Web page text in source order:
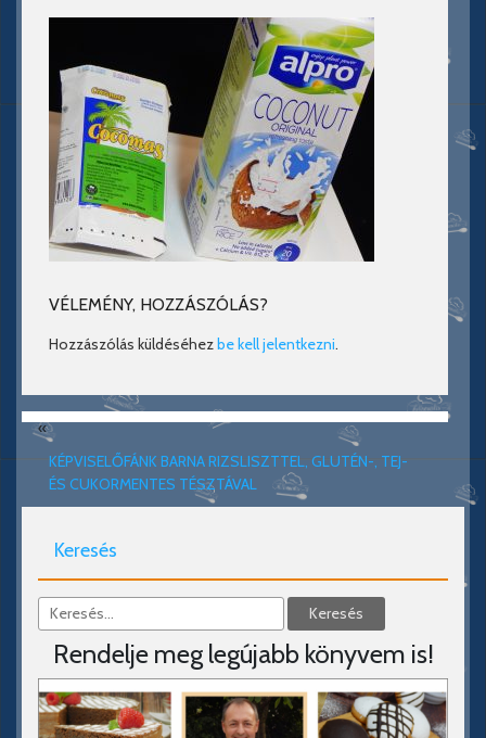
VÉLEMÉNY, HOZZÁSZÓLÁS?
Hozzászólás küldéséhez be kell jelentkezni.
«
KÉPVISELŐFÁNK BARNA RIZSLISZTTEL, GLUTÉN-, TEJ-
ÉS CUKORMENTES TÉSZTÁVAL
Keresés
Rendelje meg legújabb könyvem is!